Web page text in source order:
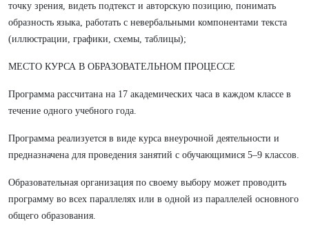
точку зрения, видеть подтекст и авторскую позицию, понимать
образность языка, работать с невербальными компонентами текста
(иллюстрации, графики, схемы, таблицы);
МЕСТО КУРСА В ОБРАЗОВАТЕЛЬНОМ ПРОЦЕССЕ
Программа рассчитана на 17 академических часа в каждом классе в
течение одного учебного года.
Программа реализуется в виде курса внеурочной деятельности и
предназначена для проведения занятий с обучающимися 5–9 классов.
Образовательная организация по своему выбору может проводить
программу во всех параллелях или в одной из параллелей основного
общего образования.